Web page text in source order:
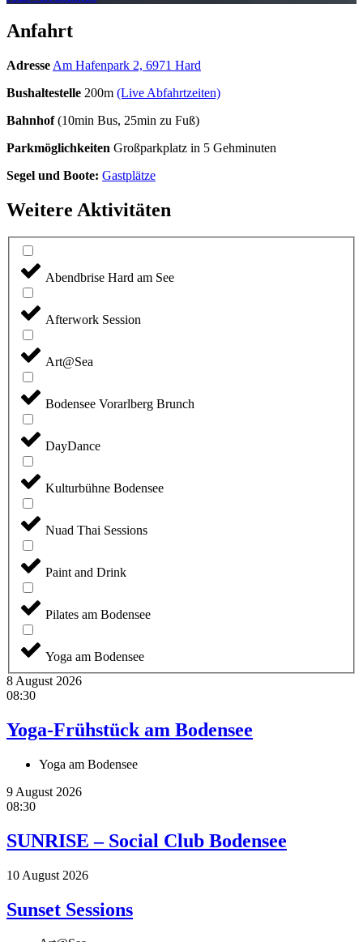
Anfahrt
Adresse Am Hafenpark 2, 6971 Hard
Bushaltestelle 200m (Live Abfahrtzeiten)
Bahnhof(10min Bus, 25min zu Fuß)
Parkmöglichkeiten Großparkplatz in 5 Gehminuten
Segel und Boote: Gastplätze
Weitere Aktivitäten
Abendbrise Hard am See
Afterwork Session
Art@Sea
Bodensee Vorarlberg Brunch
DayDance
Kulturbühne Bodensee
Nuad Thai Sessions
Paint and Drink
Pilates am Bodensee
Yoga am Bodensee
8 August 2026
08:30
Yoga-Frühstück am Bodensee
Yoga am Bodensee
9 August 2026
08:30
SUNRISE – Social Club Bodensee
10 August 2026
Sunset Sessions